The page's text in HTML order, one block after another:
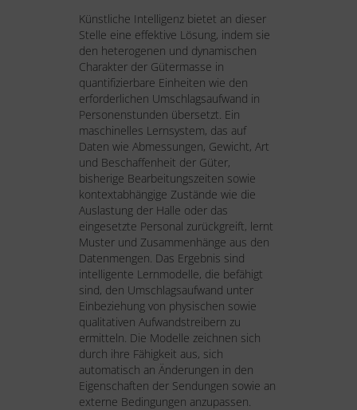
Künstliche Intelligenz bietet an dieser
Stelle eine effektive Lösung, indem sie
den heterogenen und dynamischen
Charakter der Gütermasse in
quantifizierbare Einheiten wie den
erforderlichen Umschlagsaufwand in
Personenstunden übersetzt. Ein
maschinelles Lernsystem, das auf
Daten wie Abmessungen, Gewicht, Art
und Beschaffenheit der Güter,
bisherige Bearbeitungszeiten sowie
kontextabhängige Zustände wie die
Auslastung der Halle oder das
eingesetzte Personal zurückgreift, lernt
Muster und Zusammenhänge aus den
Datenmengen. Das Ergebnis sind
intelligente Lernmodelle, die befähigt
sind, den Umschlagsaufwand unter
Einbeziehung von physischen sowie
qualitativen Aufwandstreibern zu
ermitteln. Die Modelle zeichnen sich
durch ihre Fähigkeit aus, sich
automatisch an Änderungen in den
Eigenschaften der Sendungen sowie an
externe Bedingungen anzupassen.